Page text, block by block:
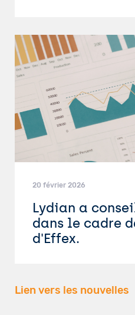
20 février 2026
Lydian a
dans le cadre
d'Effex.
Lien vers les nouvelles